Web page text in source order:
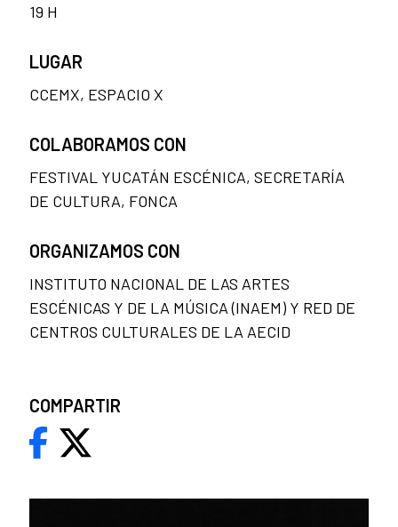
19 H
LUGAR
CCEMX, ESPACIO X
COLABORAMOS CON
FESTIVAL YUCATÁN ESCÉNICA, SECRETARÍA
DE CULTURA, FONCA
ORGANIZAMOS CON
INSTITUTO NACIONAL DE LAS ARTES
ESCÉNICAS Y DE LA MÚSICA (INAEM) Y RED DE
CENTROS CULTURALES DE LA AECID
COMPARTIR